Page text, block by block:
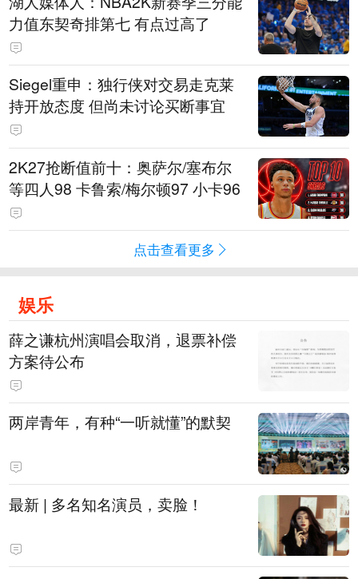
力值东契奇排第七 有点过高了
Siegel重申：独行侠对交易走克莱
持开放态度 但尚未讨论买断事宜
2K27抢断值前十：奥萨尔/塞布尔
等四人98 卡鲁索/梅尔顿97 小卡96
点击查看更多
娱乐
薛之谦杭州演唱会取消，退票补偿
方案待公布
两岸青年，有种“一听就懂”的默契
最新 | 多名知名演员，卖脸！